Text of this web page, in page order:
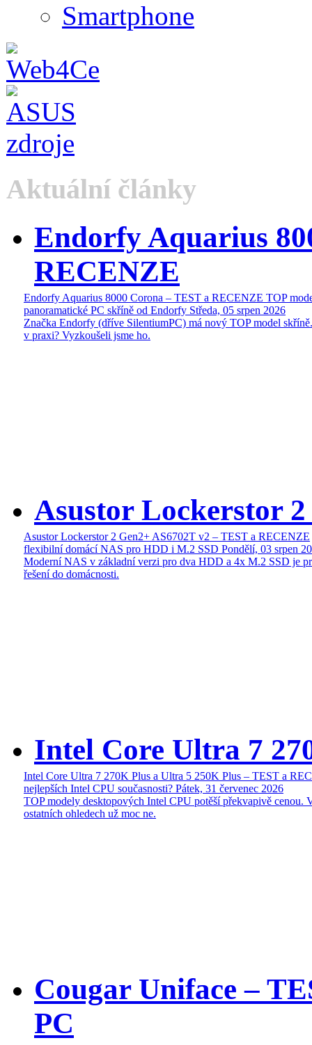
Smartphone
Aktuální články
Endorfy Aquarius
RECENZE
Endorfy Aquarius 8000 Corona – TEST a RECENZE TOP
panoramatické PC skříně od Endorfy Středa, 05 srpen 2026
Značka Endorfy (dříve SilentiumPC) má nový TOP model
v praxi? Vyzkoušeli jsme ho.
Asustor Lockerstor
Asustor Lockerstor 2 Gen2+ AS6702T v2 – TEST a RECENZE
flexibilní domácí NAS pro HDD i M.2 SSD Pondělí, 03 srpen
Moderní NAS v základní verzi pro dva HDD a 4x M.2 SSD je
řešení do domácnosti.
Intel Core Ultra 7
Intel Core Ultra 7 270K Plus a Ultra 5 250K Plus – TEST a
nejlepších Intel CPU současnosti? Pátek, 31 červenec 2026
TOP modely desktopových Intel CPU potěší překvapivě cenou.
ostatních ohledech už moc ne.
Cougar Uniface –
PC